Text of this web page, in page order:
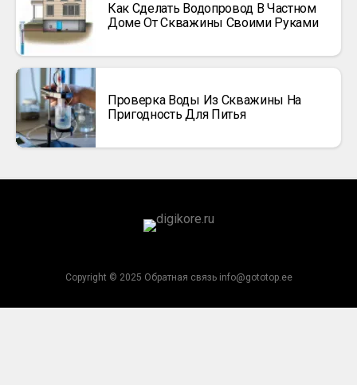
Как Сделать Водопровод В Частном
Доме От Скважины Своими Руками
Проверка Воды Из Скважины На
Пригодность Для Питья
Copyright © 2025 Обратная связь info@gototop.ee